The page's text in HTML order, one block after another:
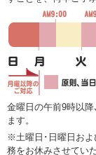
金曜日の午前9時以
ます。
※土曜日･日曜日およ
務をお休みさせてい